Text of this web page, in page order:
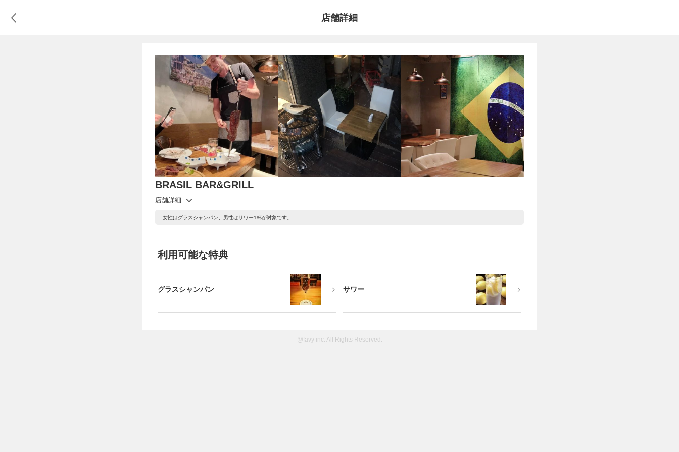
店舗詳細
BRASIL BAR&GRILL
店舗詳細
女性はグラスシャンパン、男性はサワー1杯が対象です。
利用可能な特典
グラスシャンパン サワー
@favy inc. All Rights Reserved.